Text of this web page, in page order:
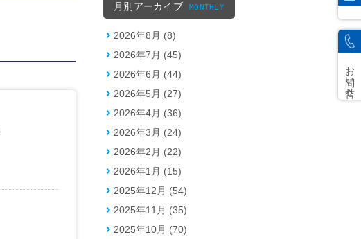
お問い合せ
月別アーカイブ MONTHLY
2026年8月 (8)
2026年7月 (45)
2026年6月 (44)
2026年5月 (27)
2026年4月 (36)
2026年3月 (24)
2026年2月 (22)
2026年1月 (15)
2025年12月 (54)
2025年11月 (35)
2025年10月 (70)